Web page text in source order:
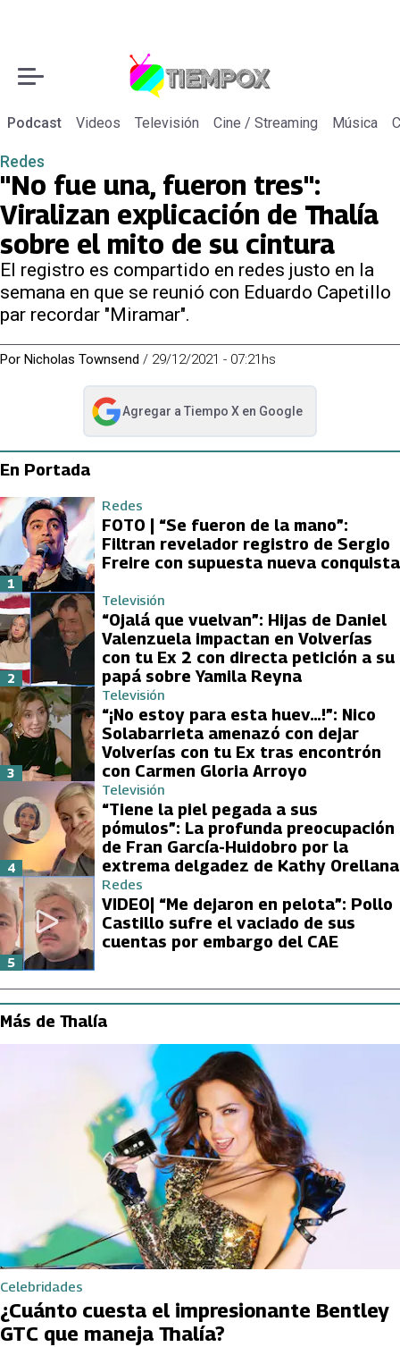
Podcast Videos Televisión Cine / Streaming Música
Redes
"No fue una, fueron tres":
Viralizan explicación de Thalía
sobre el mito de su cintura
El registro es compartido en redes justo en la
semana en que se reunió con Eduardo Capetillo
par recordar "Miramar".
Por Nicholas Townsend / 29/12/2021 - 07:21hs
Agregar a Tiempo Xen Google
abre en nueva pestaña
En Portada
Redes
FOTO | “Se fueron de la mano”:
Filtran revelador registro de Sergio
Freire con supuesta nueva conquista
1
Televisión
“Ojalá que vuelvan”: Hijas de Daniel
Valenzuela impactan en Volverías
con tu Ex 2 con directa petición a su
papá sobre Yamila Reyna
2
Televisión
“¡No estoy para esta huev…!”: Nico
Solabarrieta amenazó con dejar
Volverías con tu Ex tras encontrón
con Carmen Gloria Arroyo
3
Televisión
“Tiene la piel pegada a sus
pómulos”: La profunda preocupación
de Fran García-Huidobro por la
extrema delgadez de Kathy Orellana
4
Redes
VIDEO| “Me dejaron en pelota”: Pollo
Castillo sufre el vaciado de sus
cuentas por embargo del CAE
5
Más de Thalía
Celebridades
¿Cuánto cuesta el impresionante Bentley
GTC que maneja Thalía?